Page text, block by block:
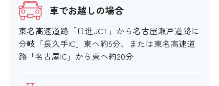
車でお越しの場合
東名高速道路「日進JCT」から名古屋瀬戸道路に
分岐「長久手IC」東へ約5分、または東名高速道
路「名古屋IC」から東へ約20分